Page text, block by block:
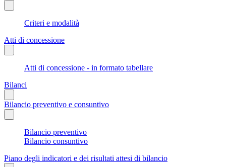
Criteri e modalità
Atti di concessione
Atti di concessione - in formato tabellare
Bilanci
Bilancio preventivo e consuntivo
Bilancio preventivo
Bilancio consuntivo
Piano degli indicatori e dei risultati attesi di bilancio